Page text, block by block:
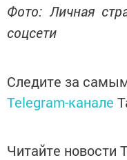
Фото: Личная
соцсети
Следите за
Telegram-канале
Читайте новости